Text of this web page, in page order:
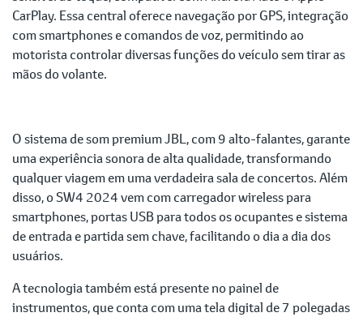
CarPlay. Essa central oferece navegação por GPS, integração
com smartphones e comandos de voz, permitindo ao
motorista controlar diversas funções do veículo sem tirar as
mãos do volante.
O sistema de som premium JBL, com 9 alto-falantes, garante
uma experiência sonora de alta qualidade, transformando
qualquer viagem em uma verdadeira sala de concertos. Além
disso, o SW4 2024 vem com carregador wireless para
smartphones, portas USB para todos os ocupantes e sistema
de entrada e partida sem chave, facilitando o dia a dia dos
usuários.
A tecnologia também está presente no painel de
instrumentos, que conta com uma tela digital de 7 polegadas